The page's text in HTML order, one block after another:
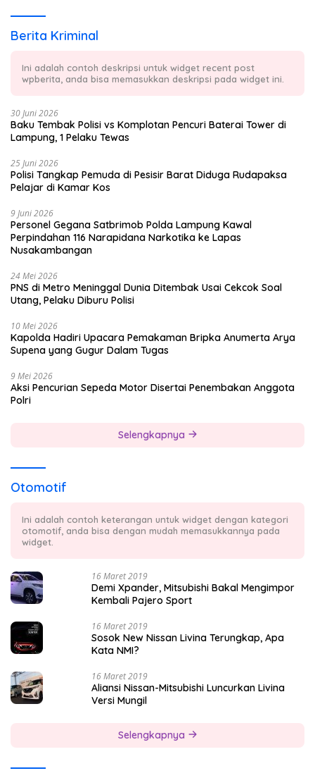
Berita Kriminal
Ini adalah contoh deskripsi untuk widget recent post
wpberita, anda bisa memasukkan deskripsi pada widget ini.
30 Juni 2026
Baku Tembak Polisi vs Komplotan Pencuri Baterai Tower di
Lampung, 1 Pelaku Tewas
25 Juni 2026
Polisi Tangkap Pemuda di Pesisir Barat Diduga Rudapaksa
Pelajar di Kamar Kos
9 Juni 2026
Personel Gegana Satbrimob Polda Lampung Kawal
Perpindahan 116 Narapidana Narkotika ke Lapas
Nusakambangan
24 Mei 2026
PNS di Metro Meninggal Dunia Ditembak Usai Cekcok Soal
Utang, Pelaku Diburu Polisi
10 Mei 2026
Kapolda Hadiri Upacara Pemakaman Bripka Anumerta Arya
Supena yang Gugur Dalam Tugas
9 Mei 2026
Aksi Pencurian Sepeda Motor Disertai Penembakan Anggota
Polri
Selengkapnya
Otomotif
Ini adalah contoh keterangan untuk widget dengan kategori
otomotif, anda bisa dengan mudah memasukkannya pada
widget.
16 Maret 2019
Demi Xpander, Mitsubishi Bakal Mengimpor
Kembali Pajero Sport
16 Maret 2019
Sosok New Nissan Livina Terungkap, Apa
Kata NMI?
16 Maret 2019
Aliansi Nissan-Mitsubishi Luncurkan Livina
Versi Mungil
Selengkapnya